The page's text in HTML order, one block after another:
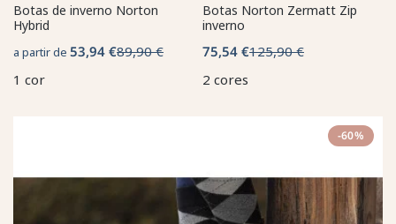
Botas de inverno Norton
Hybrid
a partir de 53,94 €89,90 €
1 cor
Botas Norton Zermatt Zip
inverno
75,54 €125,90 €
2 cores
-60%